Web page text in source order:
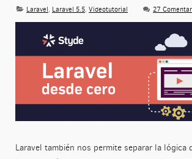
Laravel, Laravel 5.5,Videotutorial 27
Laravel también nos permite separar la lógica